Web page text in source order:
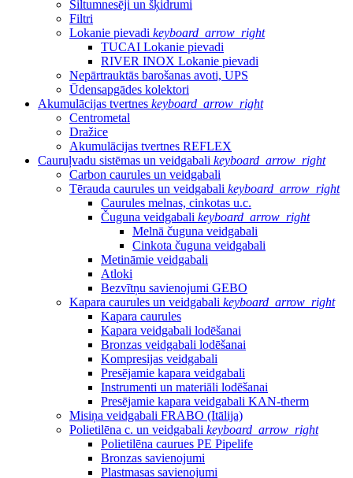
Siltumnesēji un šķidrumi
Filtri
Lokanie pievadi keyboard_arrow_right
TUCAI Lokanie pievadi
RIVER INOX Lokanie pievadi
Nepārtrauktās barošanas avoti, UPS
Ūdensapgādes kolektori
Akumulācijas tvertnes keyboard_arrow_right
Centrometal
Dražice
Akumulācijas tvertnes REFLEX
Cauruļvadu sistēmas un veidgabali keyboard_arrow_right
Carbon caurules un veidgabali
Tērauda caurules un veidgabali keyboard_arrow_right
Caurules melnas, cinkotas u.c.
Čuguna veidgabali keyboard_arrow_right
Melnā čuguna veidgabali
Cinkota čuguna veidgabali
Metināmie veidgabali
Atloki
Bezvītņu savienojumi GEBO
Kapara caurules un veidgabali keyboard_arrow_right
Kapara caurules
Kapara veidgabali lodēšanai
Bronzas veidgabali lodēšanai
Kompresijas veidgabali
Presējamie kapara veidgabali
Instrumenti un materiāli lodēšanai
Presējamie kapara veidgabali KAN-therm
Misiņa veidgabali FRABO (Itālija)
Polietilēna c. un veidgabali keyboard_arrow_right
Polietilēna caurues PE Pipelife
Bronzas savienojumi
Plastmasas savienojumi